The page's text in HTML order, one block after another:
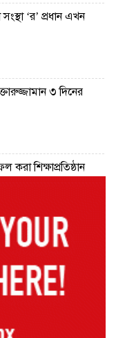
‘র’ প্রধান এখন
৩ দিনের
শিক্ষাপ্রতিষ্ঠান
সব থেকে বেশি ফেল